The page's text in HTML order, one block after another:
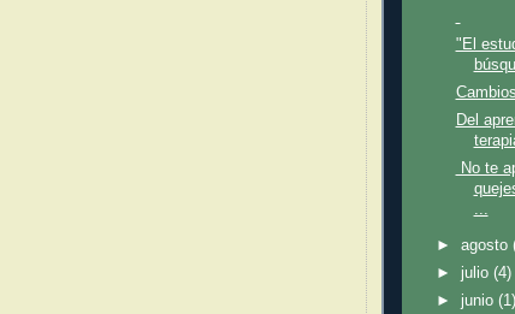
"El
Del
No te
...
►agosto
► julio(4)
► junio(1)